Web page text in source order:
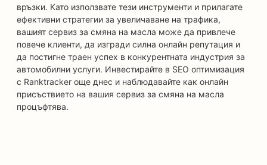
връзки. Като използвате тези инструменти и прилагате
ефективни стратегии за увеличаване на трафика,
вашият сервиз за смяна на масла може да привлече
повече клиенти, да изгради силна онлайн репутация и
да постигне траен успех в конкурентната индустрия за
автомобилни услуги. Инвестирайте в SEO оптимизация
с Ranktracker още днес и наблюдавайте как онлайн
присъствието на вашия сервиз за смяна на масла
процъфтява.